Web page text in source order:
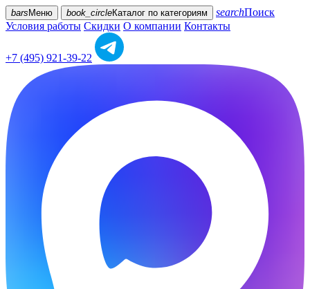
bars Меню book_circleКаталог по категориям searchПоиск
Условия работы Скидки О компании Контакты
+7 (495) 921-39-22